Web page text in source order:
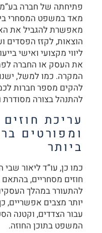
פתיחתה של חברה
מאד במשפט המסחרי
מאפשרת להגביל את
הוצאות, לקזז הפסדים
ליווי מקצועי ואישי
את העסק או החברה
המקרה. כמו למשל,
להקים מספר חברות
להתנהל בצורה מסודרת
עריכת
ומפורטים
ביותר
כמו כן, עו”ד ליאור
חוזים מסחריים,
להתעורר במהלך
יותר מצבים אפשריים,
עבור הצדדים, וקטנה
המשפט בתוכן החוזה.